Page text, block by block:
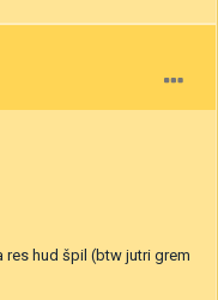
res hud špil (btw jutri grem